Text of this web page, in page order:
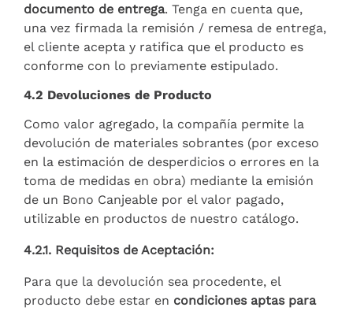
documento de entrega. Tenga en cuenta que,
una vez firmada la remisión / remesa de entrega,
el cliente acepta y ratifica que el producto es
conforme con lo previamente estipulado.
4.2 Devoluciones de Producto
Como valor agregado, la compañía permite la
devolución de materiales sobrantes (por exceso
en la estimación de desperdicios o errores en la
toma de medidas en obra) mediante la emisión
de un Bono Canjeable por el valor pagado,
utilizable en productos de nuestro catálogo.
4.2.1. Requisitos de Aceptación:
Para que la devolución sea procedente, el
producto debe estar en condiciones aptas para